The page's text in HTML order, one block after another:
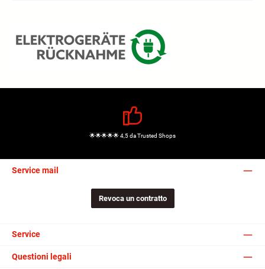
🌟🌟🌟🌟🌟 4,5 da Trusted Shops
Service mail
Revoca un contratto
Service
Questioni legali